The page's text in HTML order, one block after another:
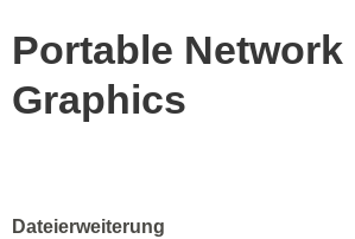
Portable Network
Graphics
Dateierweiterung